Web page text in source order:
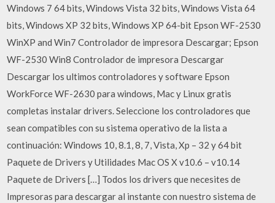
Windows 7 64 bits, Windows Vista 32 bits, Windows Vista 64
bits, Windows XP 32 bits, Windows XP 64-bit Epson WF-2530
WinXP and Win7 Controlador de impresora Descargar; Epson
WF-2530 Win8 Controlador de impresora Descargar
Descargar los ultimos controladores y software Epson
WorkForce WF-2630 para windows, Mac y Linux gratis
completas instalar drivers. Seleccione los controladores que
sean compatibles con su sistema operativo de la lista a
continuación: Windows 10, 8.1, 8, 7, Vista, Xp – 32 y 64 bit
Paquete de Drivers y Utilidades Mac OS X v10.6 – v10.14
Paquete de Drivers […] Todos los drivers que necesites de
Impresoras para descargar al instante con nuestro sistema de